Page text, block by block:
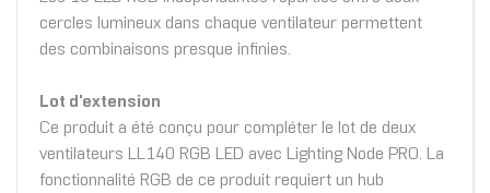
cercles lumineux dans chaque ventilateur permettent
des combinaisons presque infinies.
Lot d'extension
Ce produit a été conçu pour compléter le lot de deux
ventilateurs LL140 RGB LED avec Lighting Node PRO. La
fonctionnalité RGB de ce produit requiert un hub